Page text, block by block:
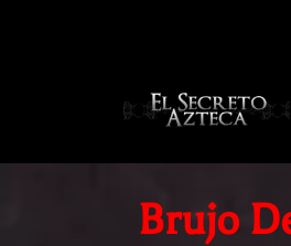
Brujo